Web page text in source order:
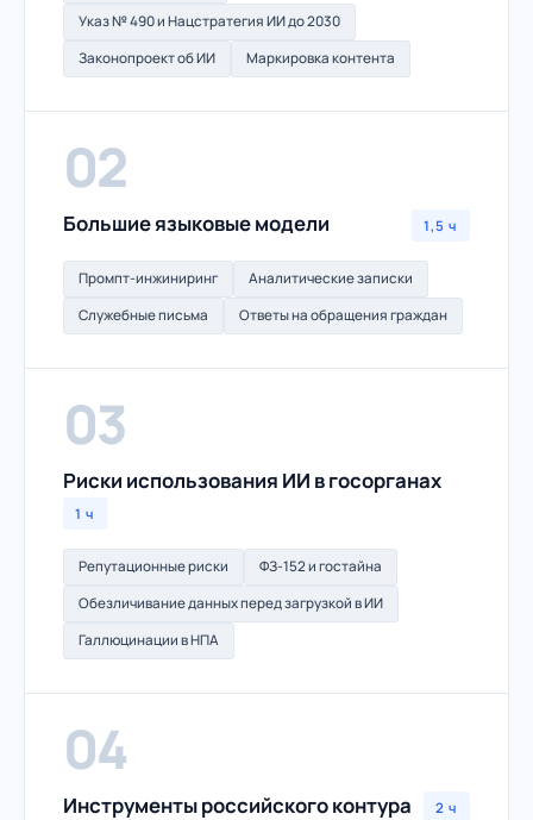
Указ № 490 и Нацстратегия ИИ до 2030
Законопроект об ИИ
Маркировка контента
02
Большие языковые модели 1,5 ч
Промпт-инжиниринг
Аналитические записки
Служебные письма
Ответы на обращения граждан
03
Риски использования ИИ в госорганах
1 ч
Репутационные риски
ФЗ-152 и гостайна
Обезличивание данных перед загрузкой в ИИ
Галлюцинации в НПА
04
Инструменты российского контура 2 ч